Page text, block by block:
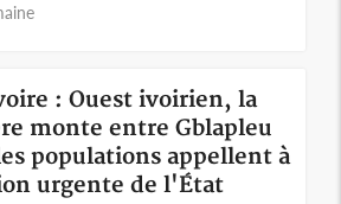
: Ouest ivoirien, la
monte entre Gblapleu
populations appellent à
urgente de l'État